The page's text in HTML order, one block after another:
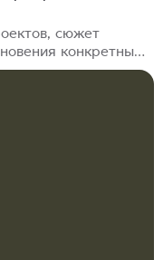
сюжет
конкретных
сериалы сняты в